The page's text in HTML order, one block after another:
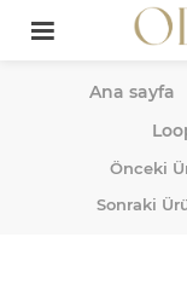
Ana sayfa
Önceki
Sonraki